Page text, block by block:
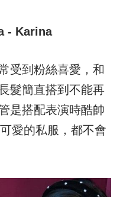
- Karina
受到粉絲喜愛，和
髮簡直搭到不能再
是搭配表演時酷帥
愛的私服，都不會